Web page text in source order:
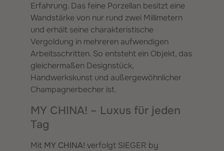
Erfahrung. Das feine Porzellan besitzt eine
Wandstärke von nur rund zwei Millimetern
und erhält seine charakteristische
Vergoldung in mehreren aufwendigen
Arbeitsschritten. So entsteht ein Objekt, das
gleichermaßen Designstück,
Handwerkskunst und außergewöhnlicher
Champagnerbecher ist.
MY CHINA! – Luxus für jeden
Tag
Mit MY CHINA! verfolgt SIEGER by